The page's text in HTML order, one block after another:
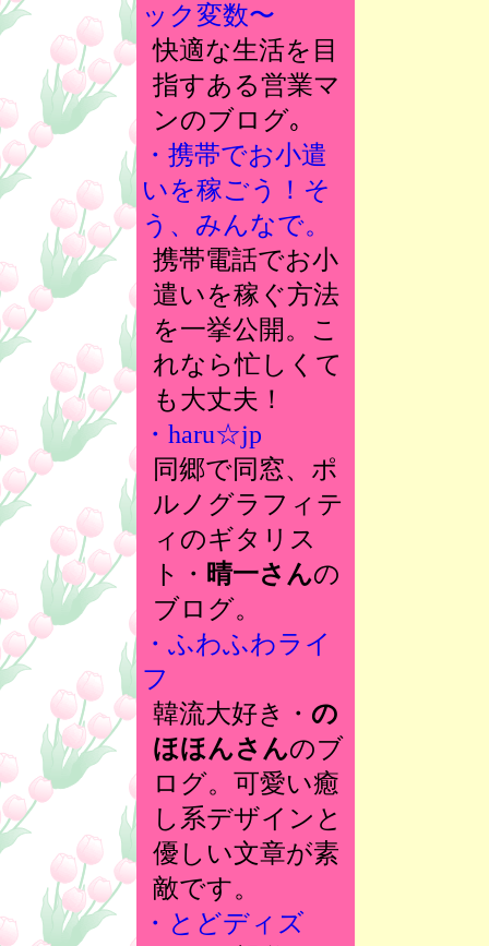
ック変数〜
快適な生活を目
指すある営業マ
ンのブログ｡
・携帯でお小遣
いを稼ごう！そ
う、みんなで。
携帯電話でお小
遣いを稼ぐ方法
を一挙公開。こ
れなら忙しくて
も大丈夫！
・haru☆jp
同郷で同窓、ポ
ルノグラフィテ
ィのギタリス
ト・ 晴一さんの
ブログ。
・ふわふわライ
フ
韓流大好き・ の
ほほんさんのブ
ログ。可愛い癒
し系デザインと
優しい文章が素
敵です。
・とどディズ